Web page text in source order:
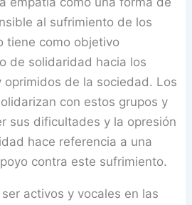
al sufrimiento de los
tiene como objetivo
de solidaridad hacia los
oprimidos de la sociedad. Los
con estos grupos y
sus dificultades y la opresión
hace referencia a una
contra este sufrimiento.
activos y vocales en las